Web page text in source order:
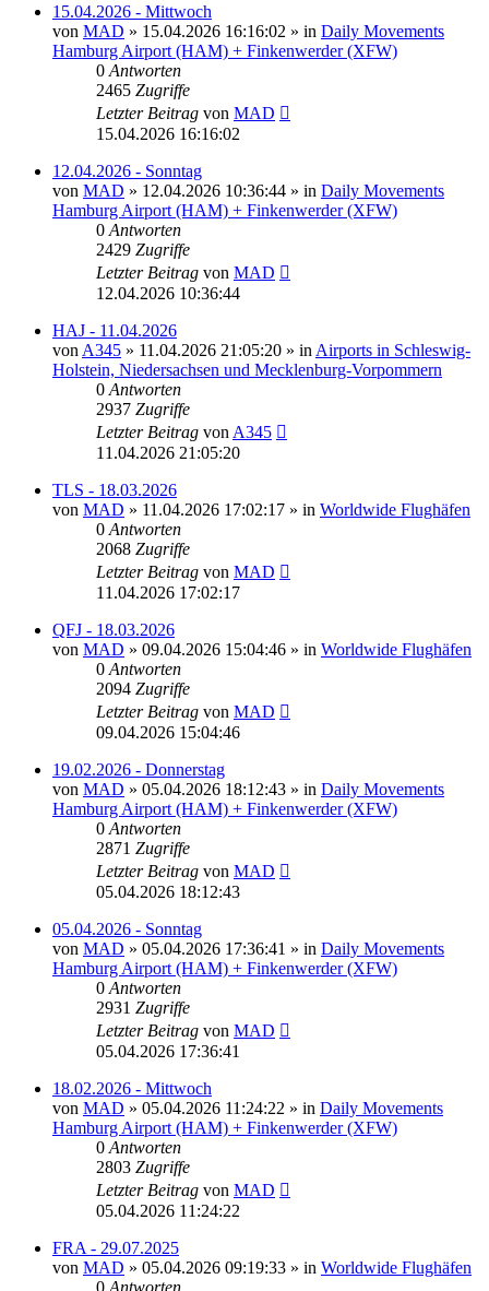
15.04.2026 - Mittwoch
von MAD » 15.04.2026 16:16:02 » in Daily Movements
Hamburg Airport (HAM) + Finkenwerder (XFW)
0 Antworten
2465 Zugriffe
Letzter Beitrag von MAD
15.04.2026 16:16:02
12.04.2026 - Sonntag
von MAD » 12.04.2026 10:36:44 » in Daily Movements
Hamburg Airport (HAM) + Finkenwerder (XFW)
0 Antworten
2429 Zugriffe
Letzter Beitrag von MAD
12.04.2026 10:36:44
HAJ - 11.04.2026
von A345 » 11.04.2026 21:05:20 » in Airports in Schleswig-
Holstein, Niedersachsen und Mecklenburg-Vorpommern
0 Antworten
2937 Zugriffe
Letzter Beitrag von A345
11.04.2026 21:05:20
TLS - 18.03.2026
von MAD » 11.04.2026 17:02:17 » in Worldwide Flughäfen
0 Antworten
2068 Zugriffe
Letzter Beitrag von MAD
11.04.2026 17:02:17
QFJ - 18.03.2026
von MAD » 09.04.2026 15:04:46 » in Worldwide Flughäfen
0 Antworten
2094 Zugriffe
Letzter Beitrag von MAD
09.04.2026 15:04:46
19.02.2026 - Donnerstag
von MAD » 05.04.2026 18:12:43 » in Daily Movements
Hamburg Airport (HAM) + Finkenwerder (XFW)
0 Antworten
2871 Zugriffe
Letzter Beitrag von MAD
05.04.2026 18:12:43
05.04.2026 - Sonntag
von MAD » 05.04.2026 17:36:41 » in Daily Movements
Hamburg Airport (HAM) + Finkenwerder (XFW)
0 Antworten
2931 Zugriffe
Letzter Beitrag von MAD
05.04.2026 17:36:41
18.02.2026 - Mittwoch
von MAD » 05.04.2026 11:24:22 » in Daily Movements
Hamburg Airport (HAM) + Finkenwerder (XFW)
0 Antworten
2803 Zugriffe
Letzter Beitrag von MAD
05.04.2026 11:24:22
FRA - 29.07.2025
von MAD » 05.04.2026 09:19:33 » in Worldwide Flughäfen
0 Antworten